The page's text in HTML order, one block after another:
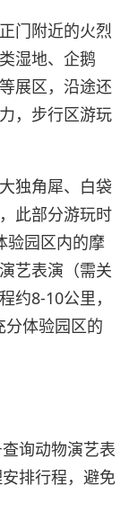
门附近的火烈
湿地、企鹅
展区，沿途还
，步行区游玩
独角犀、白袋
此部分游玩时
验园区内的摩
艺表演（需关
约8-10公里，
分体验园区的
询动物演艺表
排行程，避免